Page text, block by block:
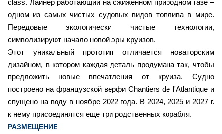
class. Лайнер работающий на сжиженном природном газе –
одном из самых чистых судовых видов топлива в мире.
Передовые экологически чистые технологии,
символизируют начало новой эры круизов.
Этот уникальный прототип отличается новаторским
дизайном, в котором каждая деталь продумана так, чтобы
предложить новые впечатления от круиза. Судно
построено на французской верфи Chantiers de l'Atlantique и
спущено на воду в ноябре 2022 года. В 2024, 2025 и 2027 г.
к нему присоединятся еще три родственных корабля.
РАЗМЕЩЕНИЕ